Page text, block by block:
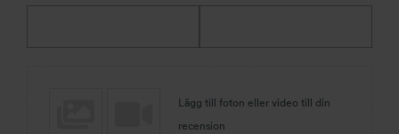
Lägg till foton eller video till din
recension